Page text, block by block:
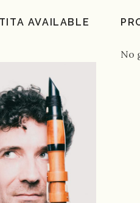
AVAILABLE
No